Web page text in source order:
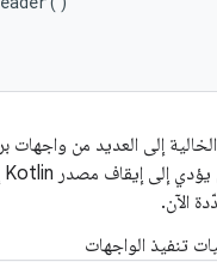
إلى العديد من واجهات
تنفيذ الواجهات